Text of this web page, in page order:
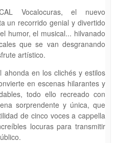
Vocalocuras, el nuevo
un recorrido genial y divertido
humor, el musical... hilvanado
que se van desgranando
artístico.
ahonda en los clichés y estilos
en escenas hilarantes y
todo ello recreado con
sorprendente y única, que
de cinco voces a cappella
locuras para transmitir